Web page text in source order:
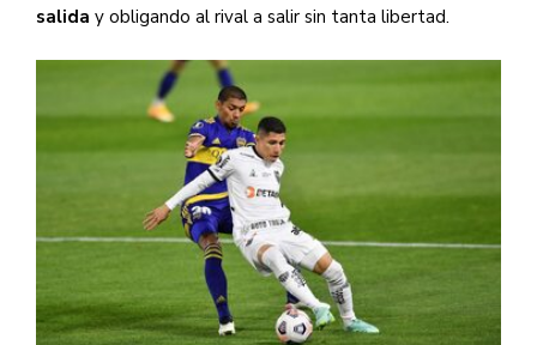
salida y obligando al rival a salir sin tanta libertad.